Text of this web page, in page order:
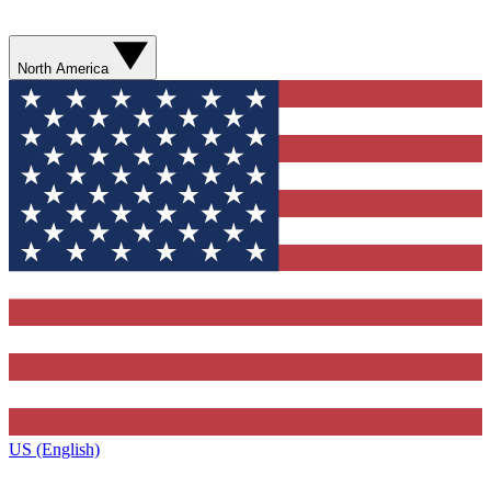
North America
US (English)